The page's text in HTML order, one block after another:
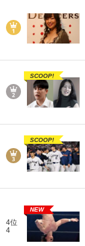
SCOOP!
SCOOP!
4位
4
NEW